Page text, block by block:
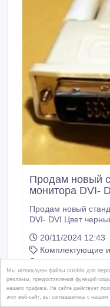
Мы используем файлы cookie для
рекламы, предоставления функций
нашего трафика. На сайте действует
этот веб-сайт, вы соглашаетесь с
Продам новый
монитора DVI-
Продам новый
DVI- DVI Цвет
20/11/2024 12:43
Комплектующие
Казахстан,